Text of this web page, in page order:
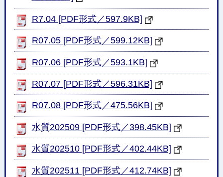
R7.04 [PDF形式／597.9KB]
R07.05 [PDF形式／599.12KB]
R07.06 [PDF形式／593.1KB]
R07.07 [PDF形式／596.31KB]
R07.08 [PDF形式／475.56KB]
水質202509 [PDF形式／398.45KB]
水質202510 [PDF形式／402.44KB]
水質202511 [PDF形式／412.74KB]